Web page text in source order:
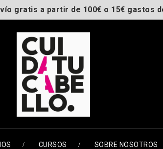
gratis a partir de 100€ o 15€ gastos
CURSOS SOBRE NOSOTROS